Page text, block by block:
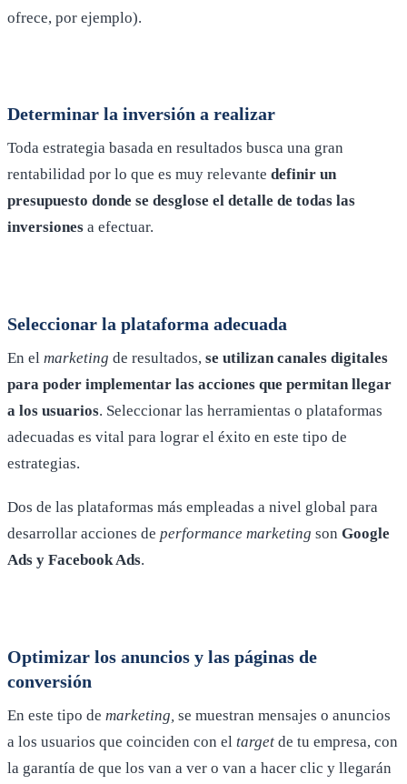
ofrece, por ejemplo).
Determinar la inversión a realizar
Toda estrategia basada en resultados busca una gran
rentabilidad por lo que es muy relevante definir un
presupuesto donde se desglose el detalle de todas las
inversiones a efectuar.
Seleccionar la plataforma adecuada
En el marketing de resultados, se utilizan canales digitales
para poder implementar las acciones que permitan llegar
a los usuarios. Seleccionar las herramientas o plataformas
adecuadas es vital para lograr el éxito en este tipo de
estrategias.
Dos de las plataformas más empleadas a nivel global para
desarrollar acciones de performance marketing son Google
Ads y Facebook Ads.
Optimizar los anuncios y las páginas de
conversión
En este tipo de marketing, se muestran mensajes o anuncios
a los usuarios que coinciden con el target de tu empresa, con
la garantía de que los van a ver o van a hacer clic y llegarán